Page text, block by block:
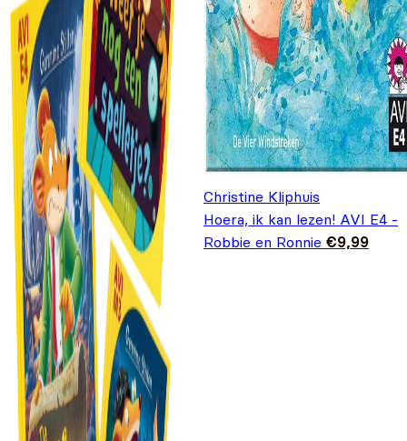
Christine Kliphuis
Hoera, ik kan lezen! AVI E4 -
Robbie en Ronnie €9,99